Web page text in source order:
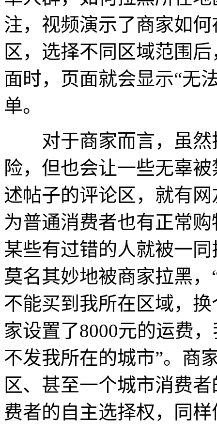
注，视频演示了商家如
区，选择不同区域范围
面时，页面就会显示“无
单。
对于商家而言，虽然
险，但也会让一些无辜
述帖子的评论区，就有
为普通消费者也有正常
某些有过错的人就被一
莫名其妙地被商家拉黑
不能买到我所在区域，
家设置了8000元的运费
不发我所在的城市”。商
区、甚至一个城市消费
费者的自主选择权，同